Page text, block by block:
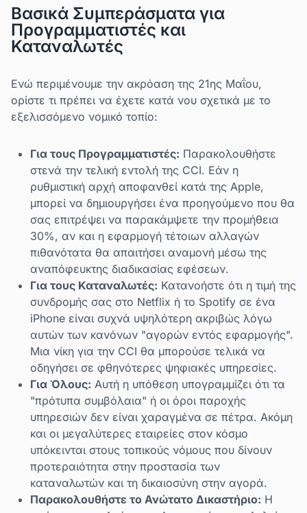
Βασικά Συμπεράσματα για
Προγραμματιστές και
Καταναλωτές
Ενώ περιμένουμε την ακρόαση της 21ης Μαΐου,
ορίστε τι πρέπει να έχετε κατά νου σχετικά με το
εξελισσόμενο νομικό τοπίο:
Για τους Προγραμματιστές: Παρακολουθήστε
στενά την τελική εντολή της CCI. Εάν η
ρυθμιστική αρχή αποφανθεί κατά της Apple,
μπορεί να δημιουργήσει ένα προηγούμενο που θα
σας επιτρέψει να παρακάμψετε την προμήθεια
30%, αν και η εφαρμογή τέτοιων αλλαγών
πιθανότατα θα απαιτήσει αναμονή μέσω της
αναπόφευκτης διαδικασίας εφέσεων.
Για τους Καταναλωτές: Κατανοήστε ότι η τιμή της
συνδρομής σας στο Netflix ή το Spotify σε ένα
iPhone είναι συχνά υψηλότερη ακριβώς λόγω
αυτών των κανόνων "αγορών εντός εφαρμογής".
Μια νίκη για την CCI θα μπορούσε τελικά να
οδηγήσει σε φθηνότερες ψηφιακές υπηρεσίες.
Για Όλους: Αυτή η υπόθεση υπογραμμίζει ότι τα
"πρότυπα συμβόλαια" ή οι όροι παροχής
υπηρεσιών δεν είναι χαραγμένα σε πέτρα. Ακόμη
και οι μεγαλύτερες εταιρείες στον κόσμο
υπόκεινται στους τοπικούς νόμους που δίνουν
προτεραιότητα στην προστασία των
καταναλωτών και τη δικαιοσύνη στην αγορά.
Παρακολουθήστε το Ανώτατο Δικαστήριο: Η